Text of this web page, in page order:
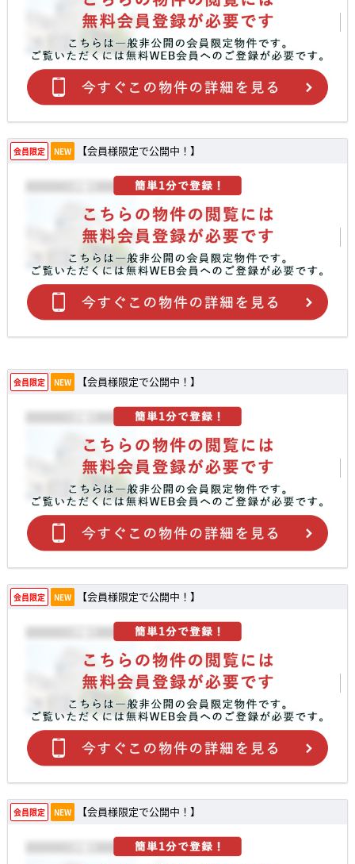
会員限定 NEW 【会員様限定で公開中！】
会員限定 NEW 【会員様限定で公開中！】
会員限定 NEW 【会員様限定で公開中！】
会員限定 NEW 【会員様限定で公開中！】